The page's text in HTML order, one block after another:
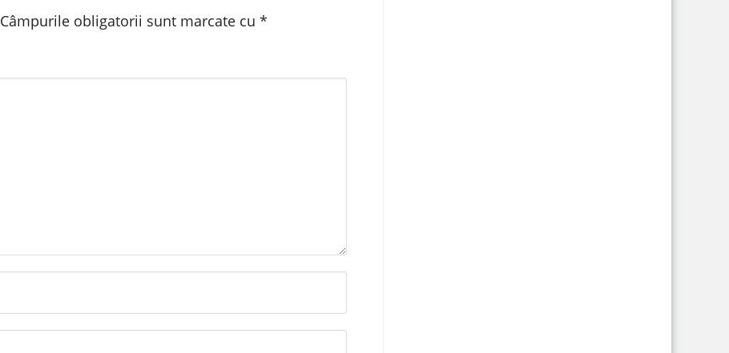
Câmpurile obligatorii sunt marcate cu *